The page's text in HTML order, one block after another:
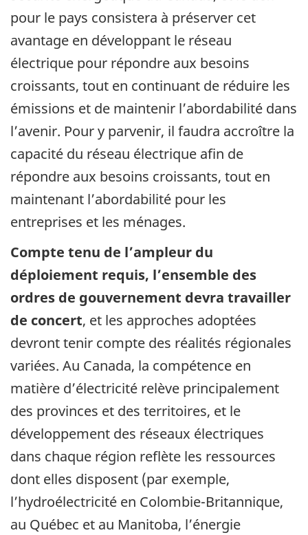
pour le pays consistera à préserver cet
avantage en développant le réseau
électrique pour répondre aux besoins
croissants, tout en continuant de réduire les
émissions et de maintenir l’abordabilité dans
l’avenir. Pour y parvenir, il faudra accroître la
capacité du réseau électrique afin de
répondre aux besoins croissants, tout en
maintenant l’abordabilité pour les
entreprises et les ménages.
Compte tenu de l’ampleur du
déploiement requis, l’ensemble des
ordres de gouvernement devra travailler
de concert, et les approches adoptées
devront tenir compte des réalités régionales
variées. Au Canada, la compétence en
matière d’électricité relève principalement
des provinces et des territoires, et le
développement des réseaux électriques
dans chaque région reflète les ressources
dont elles disposent (par exemple,
l’hydroélectricité en Colombie-Britannique,
au Québec et au Manitoba, l’énergie